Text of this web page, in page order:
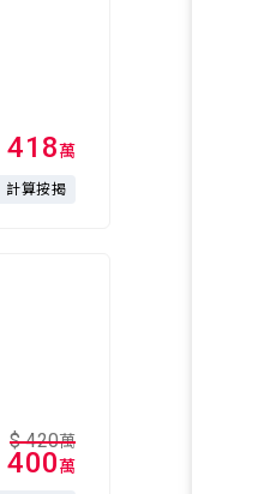
418萬
計算按揭
$ 420萬
400萬